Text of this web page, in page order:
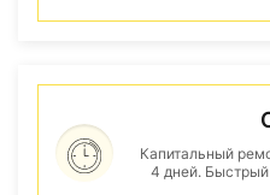
Капитальный
4 дней. Быстрый